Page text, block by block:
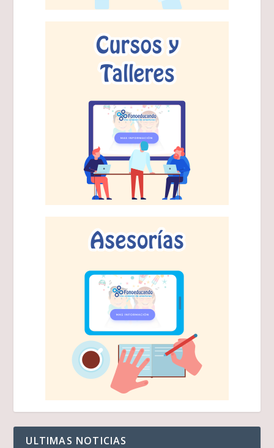
ULTIMAS NOTICIAS